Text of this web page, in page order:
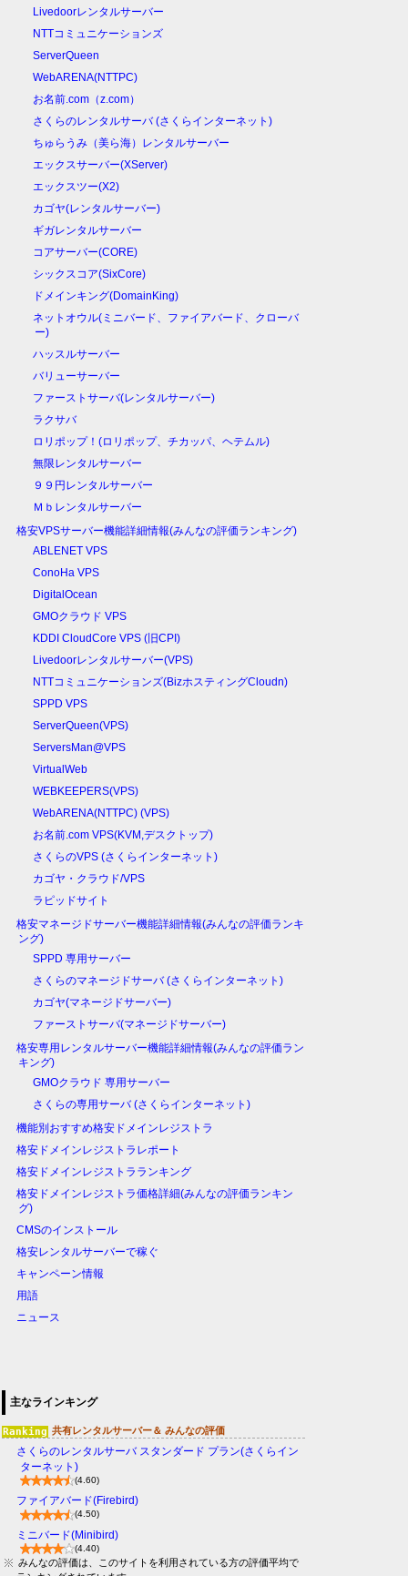
Livedoorレンタルサーバー
NTTコミュニケーションズ
ServerQueen
WebARENA(NTTPC)
お名前.com（z.com）
さくらのレンタルサーバ (さくらインターネット)
ちゅらうみ（美ら海）レンタルサーバー
エックスサーバー(XServer)
エックスツー(X2)
カゴヤ(レンタルサーバー)
ギガレンタルサーバー
コアサーバー(CORE)
シックスコア(SixCore)
ドメインキング(DomainKing)
ネットオウル(ミニバード、ファイアバード、クローバ
ー)
ハッスルサーバー
バリューサーバー
ファーストサーバ(レンタルサーバー)
ラクサバ
ロリポップ！(ロリポップ、チカッパ、ヘテムル)
無限レンタルサーバー
９９円レンタルサーバー
Ｍｂレンタルサーバー
格安VPSサーバー機能詳細情報(みんなの評価ランキング)
ABLENET VPS
ConoHa VPS
DigitalOcean
GMOクラウド VPS
KDDI CloudCore VPS (旧CPI)
Livedoorレンタルサーバー(VPS)
NTTコミュニケーションズ(BizホスティングCloudn)
SPPD VPS
ServerQueen(VPS)
ServersMan@VPS
VirtualWeb
WEBKEEPERS(VPS)
WebARENA(NTTPC) (VPS)
お名前.com VPS(KVM,デスクトップ)
さくらのVPS (さくらインターネット)
カゴヤ・クラウド/VPS
ラピッドサイト
格安マネージドサーバー機能詳細情報(みんなの評価ランキ
ング)
SPPD 専用サーバー
さくらのマネージドサーバ (さくらインターネット)
カゴヤ(マネージドサーバー)
ファーストサーバ(マネージドサーバー)
格安専用レンタルサーバー機能詳細情報(みんなの評価ラン
キング)
GMOクラウド 専用サーバー
さくらの専用サーバ (さくらインターネット)
機能別おすすめ格安ドメインレジストラ
格安ドメインレジストラレポート
格安ドメインレジストラランキング
格安ドメインレジストラ価格詳細(みんなの評価ランキン
グ)
CMSのインストール
格安レンタルサーバーで稼ぐ
キャンペーン情報
用語
ニュース
主なラインキング
共有レンタルサーバー＆ みんなの評価
さくらのレンタルサーバ スタンダード プラン(さくらイン
ターネット)
(4.60)
ファイアバード(Firebird)
(4.50)
ミニバード(Minibird)
(4.40)
みんなの評価は、このサイトを利用されている方の評価平均で